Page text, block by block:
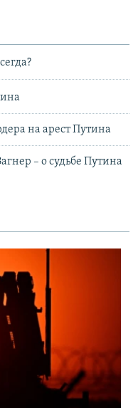
на арест Путина
– о судьбе Путина